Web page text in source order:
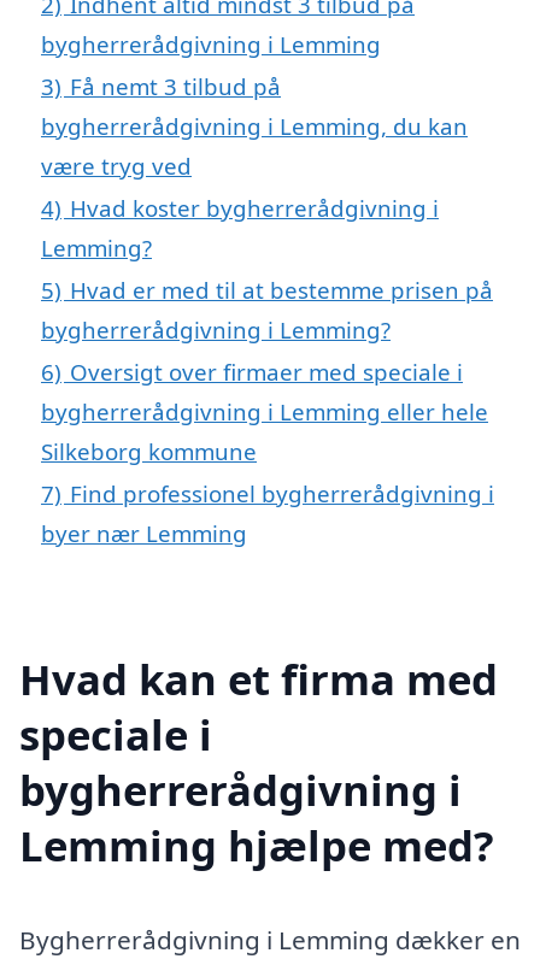
bygherrerådgivning i Lemming
3) Få nemt 3 tilbud på
bygherrerådgivning i Lemming, du kan
være tryg ved
4) Hvad koster bygherrerådgivning i
Lemming?
5) Hvad er med til at bestemme prisen på
bygherrerådgivning i Lemming?
6) Oversigt over firmaer med speciale i
bygherrerådgivning i Lemming eller hele
Silkeborg kommune
7) Find professionel bygherrerådgivning i
byer nær Lemming
Hvad kan et firma med
speciale i
bygherrerådgivning i
Lemming hjælpe med?
Bygherrerådgivning i Lemming dækker en